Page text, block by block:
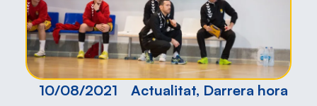
10/08/2021 Actualitat, Darrera hora